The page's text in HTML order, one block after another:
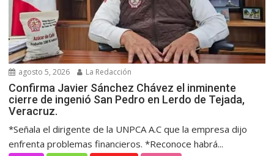
agosto 5, 2026 La Redacción
Confirma Javier Sánchez Chávez el inminente
cierre de ingenió San Pedro en Lerdo de Tejada,
Veracruz.
*Señala el dirigente de la UNPCA A.C que la empresa dijo
enfrenta problemas financieros. *Reconoce habrá...